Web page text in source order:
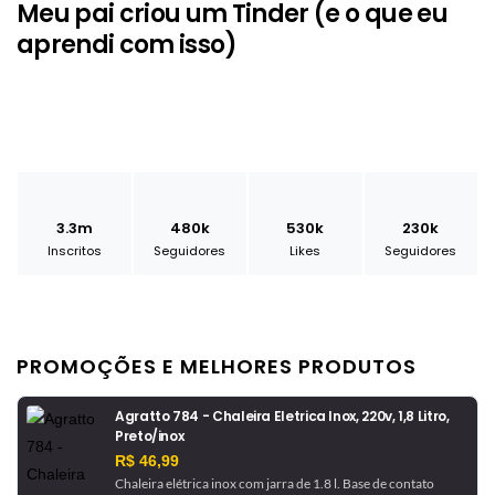
Meu pai criou um Tinder (e o que eu
aprendi com isso)
3.3m
Inscritos
480k
Seguidores
530k
Likes
230k
Seguidores
PROMOÇÕES E MELHORES PRODUTOS
Agratto 784 - Chaleira Eletrica Inox, 220v, 1,8 Litro,
Preto/inox
R$ 46,99
Chaleira elétrica inox com jarra de 1.8 l. Base de contato